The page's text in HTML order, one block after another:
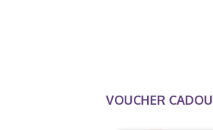
VOUCHER CADOU